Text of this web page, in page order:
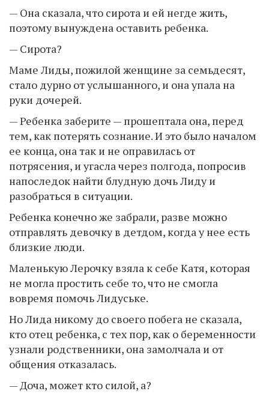
— Она сказала, что сирота и ей негде жить,
поэтому вынуждена оставить ребенка.
— Сирота?
Маме Лиды, пожилой женщине за семьдесят,
стало дурно от услышанного, и она упала на
руки дочерей.
— Ребенка заберите — прошептала она, перед
тем, как потерять сознание. И это было началом
ее конца, она так и не оправилась от
потрясения, и угасла через полгода, попросив
напоследок найти блудную дочь Лиду и
разобраться в ситуации.
Ребенка конечно же забрали, разве можно
отправлять девочку в детдом, когда у нее есть
близкие люди.
Маленькую Лерочку взяла к себе Катя, которая
не могла простить себе то, что не смогла
вовремя помочь Лидуське.
Но Лида никому до своего побега не сказала,
кто отец ребенка, с тех пор, как о беременности
узнали родственники, она замолчала и от
общения отказалась.
— Доча, может кто силой, а?